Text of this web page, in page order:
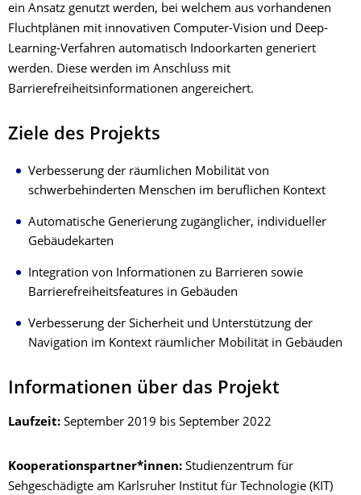
ein Ansatz genutzt werden, bei welchem aus vorhandenen
Fluchtplänen mit innovativen Computer-Vision und Deep-
Learning-Verfahren automatisch Indoorkarten generiert
werden. Diese werden im Anschluss mit
Barrierefreiheitsinformationen angereichert.
Ziele des Projekts
Verbesserung der räumlichen Mobilität von
schwerbehinderten Menschen im beruflichen Kontext
Automatische Generierung zugänglicher, individueller
Gebäudekarten
Integration von Informationen zu Barrieren sowie
Barrierefreiheitsfeatures in Gebäuden
Verbesserung der Sicherheit und Unterstützung der
Navigation im Kontext räumlicher Mobilität in Gebäuden
Informationen über das Projekt
Laufzeit: September 2019 bis September 2022
Kooperationspartner*innen: Studienzentrum für
Sehgeschädigte am Karlsruher Institut für Technologie (KIT)